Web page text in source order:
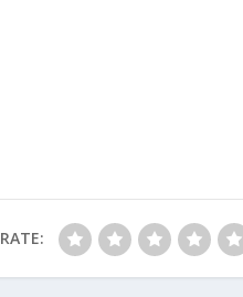
RATE: